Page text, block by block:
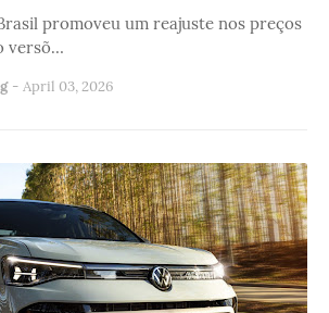
promoveu um reajuste nos preços
versõ…
- April 03, 2026